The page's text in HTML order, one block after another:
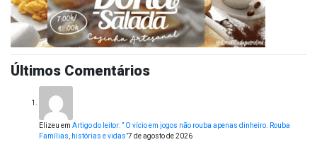
Últimos Comentários
Elizeu em Artigo do leitor: ” O vício em jogos não rouba apenas dinheiro. Rouba
Famílias, histórias e vidas”7 de agosto de 2026